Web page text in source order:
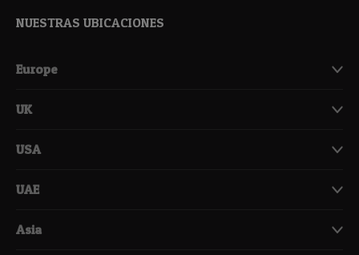
NUESTRAS UBICACIONES
Europe
UK
USA
UAE
Asia